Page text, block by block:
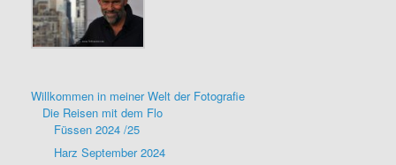
Willkommen in meiner Welt der Fotografie
Die Reisen mit dem Flo
Füssen 2024 /25
Harz September 2024